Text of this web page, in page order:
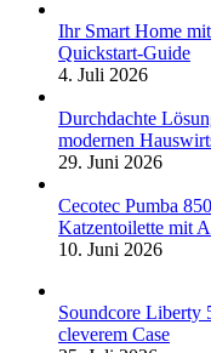
Ihr Smart Home
Quickstart-Guide
4. Juli 2026
Durchdachte
modernen
29. Juni 2026
Cecotec Pumba
Katzentoilette mit
10. Juni 2026
Soundcore Liberty
cleverem Case